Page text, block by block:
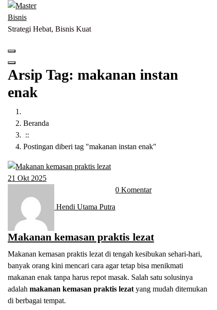
Lewati
konten
Strategi Hebat, Bisnis Kuat
Arsip Tag: makanan instan
enak
Beranda
::
Postingan diberi tag "makanan instan enak"
21 Okt 2025
Hendi Utama Putra
0 Komentar
Makanan kemasan praktis lezat
Makanan kemasan praktis lezat di tengah kesibukan sehari-hari,
banyak orang kini mencari cara agar tetap bisa menikmati
makanan enak tanpa harus repot masak. Salah satu solusinya
adalah makanan kemasan praktis lezat yang mudah ditemukan
di berbagai tempat.